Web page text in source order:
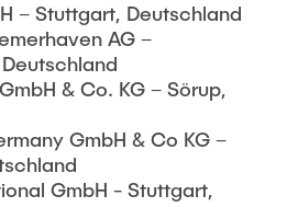
– Stuttgart, Deutschland
AG –
& Co. KG – Sörup,
GmbH & Co KG –
GmbH - Stuttgart,